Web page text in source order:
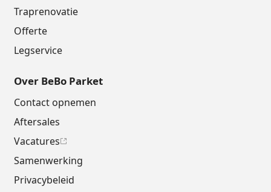
Traprenovatie
Offerte
Legservice
Over BeBo Parket
Contact opnemen
Aftersales
Vacatures
Samenwerking
Privacybeleid